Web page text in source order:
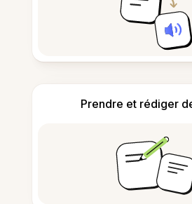
Prendre et rédiger